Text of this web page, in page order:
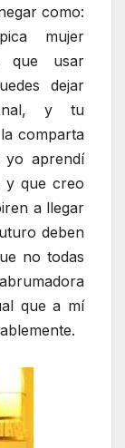
como:
mujer
que usar
dejar
y tu
comparta
yo aprendí
y que creo
a llegar
deben
no todas
que a mí